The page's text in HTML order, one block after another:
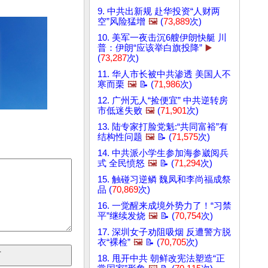
9. 中共出新规 赴华投资“人财两
空”风险猛增 🖼️ (73,889次)
10. 美军一夜击沉6艘伊朗快艇 川
普：伊朗“应该举白旗投降” ▶️
(73,287次)
11. 华人市长被中共渗透 美国人不
寒而栗 🖼️ 📝 (71,986次)
12. 广州无人“捡便宜” 中共逆转房
市低迷失败 🖼️ (71,901次)
13. 陆专家打脸党魁:“共同富裕”有
结构性问题 🖼️ 📝 (71,575次)
14. 中共派小学生参加海参崴阅兵
式 全民愤怒 🖼️ 📝 (71,294次)
15. 触碰习逆鳞 魏凤和李尚福成祭
品 (70,869次)
16. 一觉醒来成境外势力了！“习禁
平”继续发烧 🖼️ 📝 (70,754次)
17. 深圳女子劝阻吸烟 反遭警方脱
衣“裸检” 🖼️ 📝 (70,705次)
18. 甩开中共 朝鲜改宪法塑造“正